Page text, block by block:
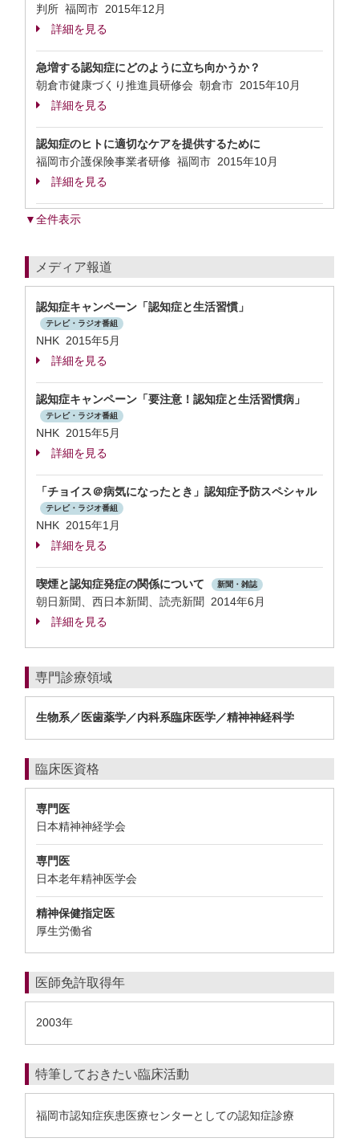
判所 福岡市 2015年12月
詳細を見る
急増する認知症にどのように立ち向かうか？
朝倉市健康づくり推進員研修会 朝倉市 2015年10月
詳細を見る
認知症のヒトに適切なケアを提供するために
福岡市介護保険事業者研修 福岡市 2015年10月
詳細を見る
▼全件表示
メディア報道
認知症キャンペーン「認知症と生活習慣」
テレビ・ラジオ番組
NHK 2015年5月
詳細を見る
認知症キャンペーン「要注意！認知症と生活習慣病」
テレビ・ラジオ番組
NHK 2015年5月
詳細を見る
「チョイス＠病気になったとき」認知症予防スペシャル
テレビ・ラジオ番組
NHK 2015年1月
詳細を見る
喫煙と認知症発症の関係について 新聞・雑誌
朝日新聞、西日本新聞、読売新聞 2014年6月
詳細を見る
専門診療領域
生物系／医歯薬学／内科系臨床医学／精神神経科学
臨床医資格
専門医
日本精神神経学会
専門医
日本老年精神医学会
精神保健指定医
厚生労働省
医師免許取得年
2003年
特筆しておきたい臨床活動
福岡市認知症疾患医療センターとしての認知症診療